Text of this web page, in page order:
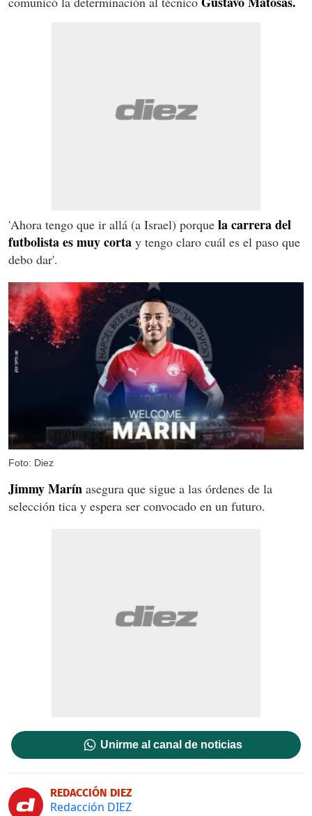
'Ahora tengo que ir allá (a Israel) porque la carrera del
futbolista es muy corta y tengo claro cuál es el paso que
debo dar'.
Foto: Diez
Jimmy Marín asegura que sigue a las órdenes de la
selección tica y espera ser convocado en un futuro.
Unirme al canal de noticias
REDACCIÓN DIEZ
Redacción DIEZ